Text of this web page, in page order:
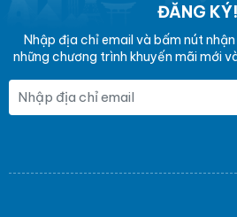
ĐĂNG KÝ!
Nhập địa chỉ email và bấm nút
những chương trình khuyến mãi mới